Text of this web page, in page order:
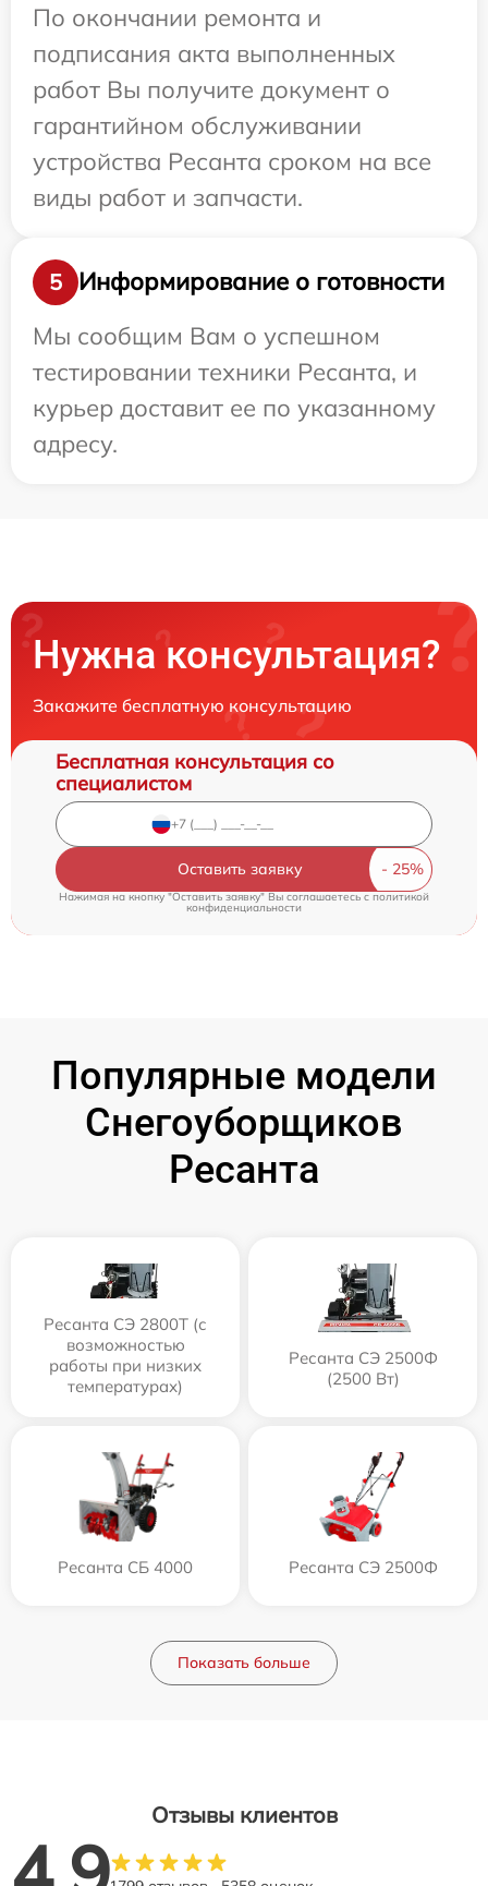
По окончании ремонта и
подписания акта выполненных
работ Вы получите документ о
гарантийном обслуживании
устройства Ресанта сроком на все
виды работ и запчасти.
5
Информирование о готовности
Мы сообщим Вам о успешном
тестировании техники Ресанта, и
курьер доставит ее по указанному
адресу.
Нужна консультация?
Закажите бесплатную консультацию
Бесплатная консультация со
специалистом
Оставить заявку
Нажимая на кнопку "Оставить заявку" Вы соглашаетесь cполитикой
конфиденциальности
Популярные модели
Снегоуборщиков
Ресанта
Ресанта СЭ 2800Т (с
возможностью
работы при низких
температурах)
Ресанта СЭ 2500Ф
(2500 Вт)
Ресанта СБ 4000 Ресанта СЭ 2500Ф
Показать больше
Отзывы клиентов